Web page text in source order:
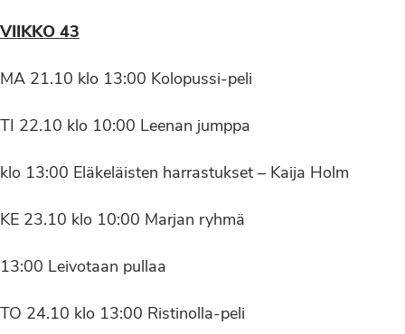
VIIKKO 43
MA 21.10 klo 13:00 Kolopussi-peli
TI 22.10 klo 10:00 Leenan jumppa
klo 13:00 Eläkeläisten harrastukset – Kaija Holm
KE 23.10 klo 10:00 Marjan ryhmä
13:00 Leivotaan pullaa
TO 24.10 klo 13:00 Ristinolla-peli